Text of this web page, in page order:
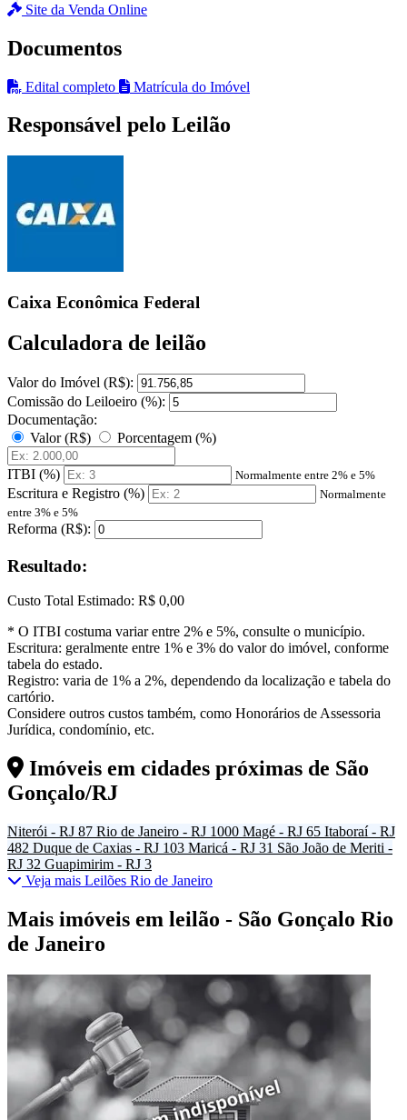
Site da Venda Online
Documentos
Edital completo Matrícula do Imóvel
Responsável pelo Leilão
Caixa Econômica Federal
Calculadora de leilão
Valor do Imóvel (R$):
Comissão do Leiloeiro (%):
Documentação:
Valor (R$)
Porcentagem (%)
ITBI (%) Normalmente entre 2% e 5%
Escritura e Registro (%)
Normalmente
entre 3% e 5%
Reforma (R$):
Resultado:
Custo Total Estimado: R$ 0,00
* O ITBI costuma variar entre 2% e 5%, consulte o município.
Escritura: geralmente entre 1% e 3% do valor do imóvel, conforme
tabela do estado.
Registro: varia de 1% a 2%, dependendo da localização e tabela do
cartório.
Considere outros custos também, como Honorários de Assessoria
Jurídica, condomínio, etc.
Imóveis em cidades próximas de São
Gonçalo/RJ
Niterói - RJ 87 Rio de Janeiro - RJ 1000 Magé - RJ 65 Itaboraí - RJ
482 Duque de Caxias - RJ 103 Maricá - RJ 31 São João de Meriti -
RJ 32 Guapimirim - RJ 3
Veja mais Leilões Rio de Janeiro
Mais imóveis em leilão - São Gonçalo Rio
de Janeiro